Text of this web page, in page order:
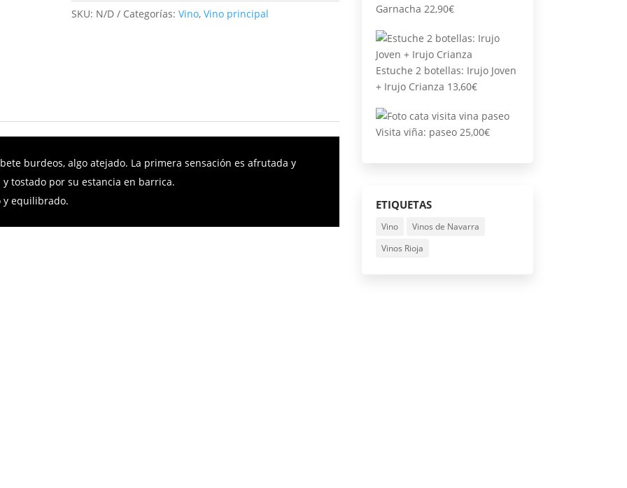
SKU: N/D Categorías: Vino, Vino principal
burdeos, algo atejado. La primera sensación es afrutada y
tostado por su estancia en barrica.
y equilibrado.
Garnacha 22,90€
Estuche 2 botellas: Irujo Joven
+ Irujo Crianza 13,60€
Visita viña: paseo 25,00€
ETIQUETAS
Vino
Vinos de Navarra
Vinos Rioja